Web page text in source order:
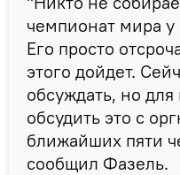
чемпионат мира
Его просто
этого дойдет.
обсуждать, но
обсудить это с
ближайших пяти
сообщил Фазель.